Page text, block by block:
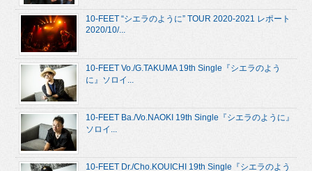
10-FEET “シエラのように” TOUR 2020-2021 レポート
2020/10/...
10-FEET Vo./G.TAKUMA 19th Single『シエラのよう
に』ソロイ...
10-FEET Ba./Vo.NAOKI 19th Single『シエラのように』
ソロイ...
10-FEET Dr./Cho.KOUICHI 19th Single『シエラのよう